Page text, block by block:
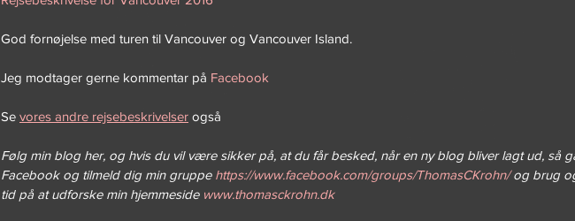
God fornøjelse med turen til Vancouver og Vancouver Island.
Jeg modtager gerne kommentar på Facebook
Se vores andre rejsebeskrivelser også
Følg min blog her, og hvis du vil være sikker på, at du får besked, når en ny blog bliver lagt ud, så
Facebook og tilmeld dig min gruppe https://www.facebook.com/groups/ThomasCKrohn/ og brug
tid på at udforske min hjemmeside www.thomasckrohn.dk